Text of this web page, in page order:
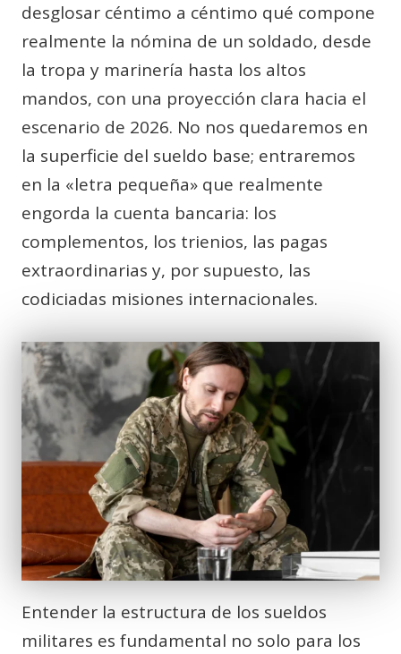
desglosar céntimo a céntimo qué compone
realmente la nómina de un soldado, desde
la tropa y marinería hasta los altos
mandos, con una proyección clara hacia el
escenario de 2026. No nos quedaremos en
la superficie del sueldo base; entraremos
en la «letra pequeña» que realmente
engorda la cuenta bancaria: los
complementos, los trienios, las pagas
extraordinarias y, por supuesto, las
codiciadas misiones internacionales.
Entender la estructura de los sueldos
militares es fundamental no solo para los